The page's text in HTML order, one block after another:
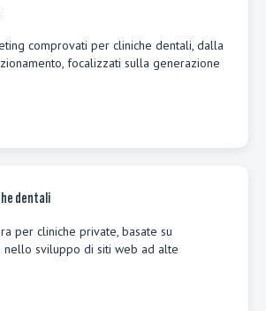
comprovati per cliniche dentali, dalla
focalizzati sulla generazione
dentali
per cliniche private, basate su
sviluppo di siti web ad alte